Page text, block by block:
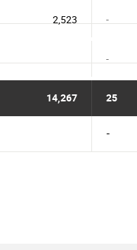
-
2,523
-
14,267 25
-